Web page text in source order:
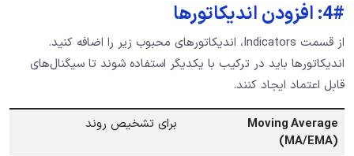
4#: افزودن اندیکاتورها
از قسمت Indicators، اندیکاتورهای محبوب زیر را اضافه کنید.
اندیکاتورها باید در ترکیب با یکدیگر استفاده شوند تا سیگنال‌های
قابل اعتماد ایجاد کنند.
Moving Average
(MA/EMA)
برای تشخیص روند